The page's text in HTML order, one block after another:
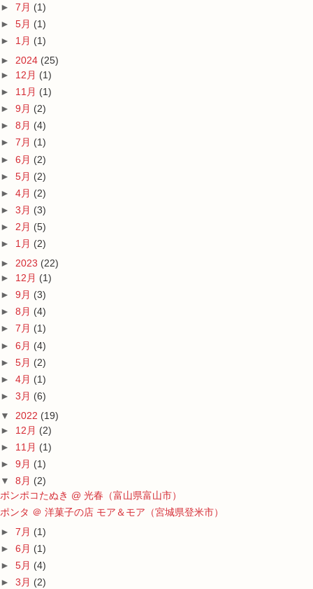
► 7月 (1)
► 5月 (1)
► 1月 (1)
► 2024 (25)
► 12月 (1)
► 11月 (1)
► 9月 (2)
► 8月 (4)
► 7月 (1)
► 6月 (2)
► 5月 (2)
► 4月 (2)
► 3月 (3)
► 2月 (5)
► 1月 (2)
► 2023 (22)
► 12月 (1)
► 9月 (3)
► 8月 (4)
► 7月 (1)
► 6月 (4)
► 5月 (2)
► 4月 (1)
► 3月 (6)
▼ 2022 (19)
► 12月 (2)
► 11月 (1)
► 9月 (1)
▼ 8月 (2)
ポンポコたぬき @ 光春（富山県富山市）
ポンタ ＠ 洋菓子の店 モア＆モア（宮城県登米市）
► 7月 (1)
► 6月 (1)
► 5月 (4)
► 3月 (2)